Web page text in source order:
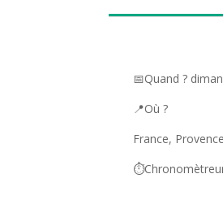
📅Quand ?
📍Où ?
France,